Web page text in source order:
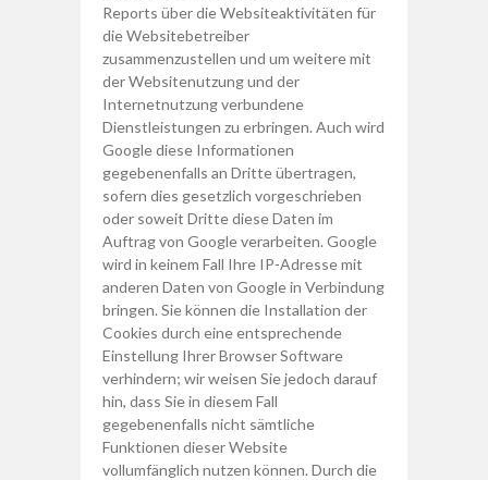
Reports über die Websiteaktivitäten für
die Websitebetreiber
zusammenzustellen und um weitere mit
der Websitenutzung und der
Internetnutzung verbundene
Dienstleistungen zu erbringen. Auch wird
Google diese Informationen
gegebenenfalls an Dritte übertragen,
sofern dies gesetzlich vorgeschrieben
oder soweit Dritte diese Daten im
Auftrag von Google verarbeiten. Google
wird in keinem Fall Ihre IP-Adresse mit
anderen Daten von Google in Verbindung
bringen. Sie können die Installation der
Cookies durch eine entsprechende
Einstellung Ihrer Browser Software
verhindern; wir weisen Sie jedoch darauf
hin, dass Sie in diesem Fall
gegebenenfalls nicht sämtliche
Funktionen dieser Website
vollumfänglich nutzen können. Durch die